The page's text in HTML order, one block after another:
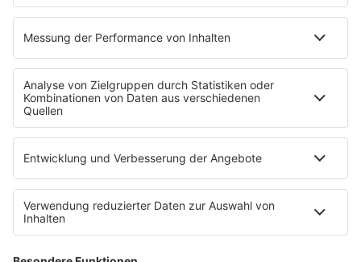
Teilt diese Seite mit euren Freunden